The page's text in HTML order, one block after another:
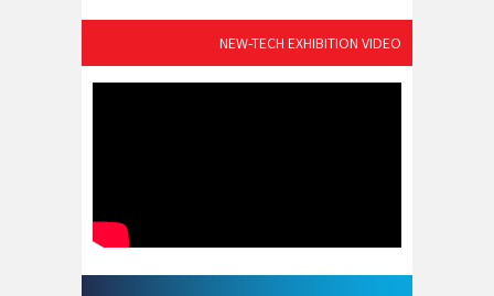
NEW-TECH EXHIBITION VIDEO